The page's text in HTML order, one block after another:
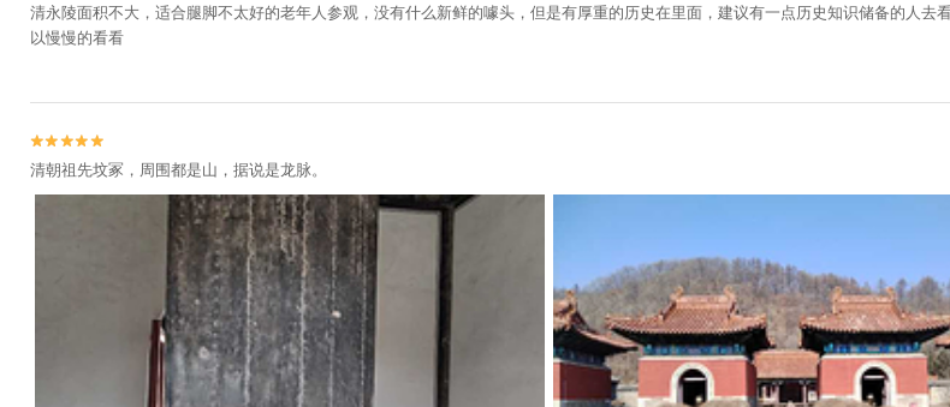
清永陵面积不大，适合腿脚不太好的老年人参观，没有什么新鲜的噱头，但是有厚重的历史在里面，建议有一点历史知识储备的人
以慢慢的看看


清朝祖先坟冢，周围都是山，据说是龙脉。